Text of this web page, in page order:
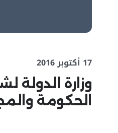
17 أكتوبر 2016
وزارة
الحكومة